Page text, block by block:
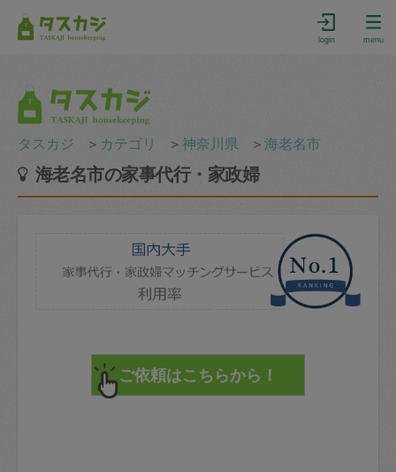
login menu
タスカジ ＞ カテゴリ ＞神奈川県 ＞海老名市
海老名市の家事代行・家政婦